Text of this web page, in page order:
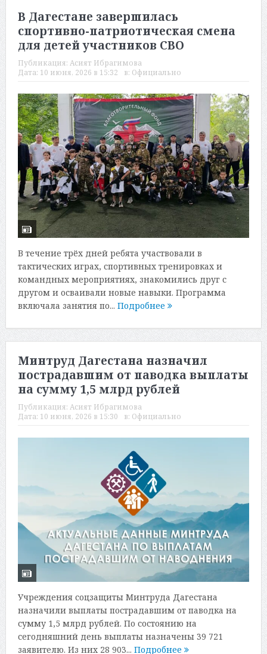
В Дагестане завершилась
спортивно-патриотическая смена
для детей участников СВО
Публикация: Асият Ибрагимова
Дата: 10 июня, 2026 в 15:32 в: Официально
В течение трёх дней ребята участвовали в
тактических играх, спортивных тренировках и
командных мероприятиях, знакомились друг с
другом и осваивали новые навыки. Программа
включала занятия по... Подробнее
Минтруд Дагестана назначил
пострадавшим от паводка выплаты
на сумму 1,5 млрд рублей
Публикация: Асият Ибрагимова
Дата: 10 июня, 2026 в 15:30 в: Официально
Учреждения соцзащиты Минтруда Дагестана
назначили выплаты пострадавшим от паводка на
сумму 1,5 млрд рублей. По состоянию на
сегодняшний день выплаты назначены 39 721
заявителю. Из них 28 903... Подробнее